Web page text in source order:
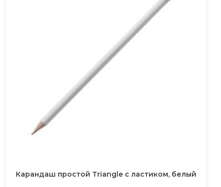
Карандаш простой Triangle с ластиком, белый